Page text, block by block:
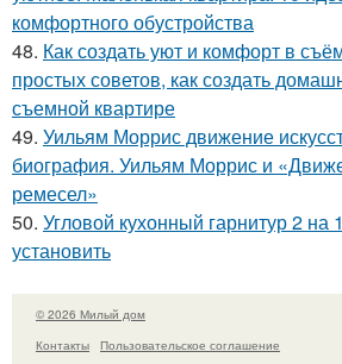
комфортного обустройства
48. Как создать уют и комфорт в
простых советов, как создать
съемной квартире
49. Уильям Моррис движение
биография. Уильям Моррис и
ремесел»
50. Угловой кухонный гарнитур 2 на
установить
© 2026 Милый дом
Контакты
Пользовательское соглашение